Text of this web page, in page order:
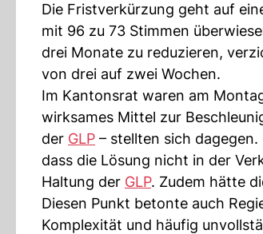
Die Fristverkürzung geht auf
mit 96 zu 73 Stimmen
drei Monate zu reduzieren,
von drei auf zwei Wochen.
Im Kantonsrat waren am
wirksames Mittel zur
der GLP – stellten sich
dass die Lösung nicht in der
Haltung der GLP. Zudem hätte
Diesen Punkt betonte auch
Komplexität und häufig